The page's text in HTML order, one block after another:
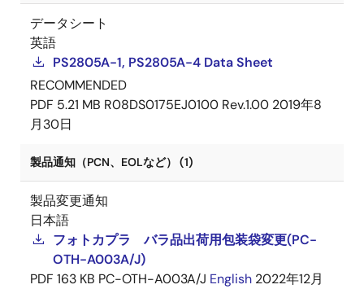
データシート
英語
PS2805A-1, PS2805A-4 Data Sheet
RECOMMENDED
PDF 5.21 MB R08DS0175EJ0100 Rev.1.00 2019年8
月30日
製品通知（PCN、EOLなど） (1)
製品変更通知
日本語
フォトカプラ バラ品出荷用包装袋変更(PC-
OTH-A003A/J)
PDF 163 KB PC-OTH-A003A/J English 2022年12月